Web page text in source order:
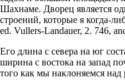
Шахнаме. Дворец является
строений, которые я когда-
ed. Vullers-Landauer, 2. 746,
Его длина с севера на юг
ширина с востока на запад
того как мы наклоняемся